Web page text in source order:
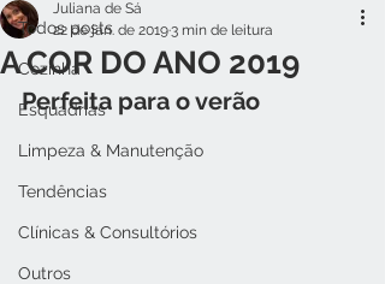
Todos posts
Cozinha
Esquadrias
Limpeza & Manutenção
Tendências
Clínicas & Consultórios
Outros
A COR DO ANO 2019
Juliana de Sá
22 de jan. de 20193 min de leitura
Perfeita para o verão